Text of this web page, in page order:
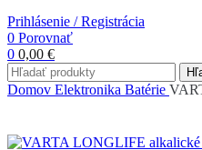
Prihlásenie / Registrácia
0 Porovnať
0 0,00 €
Domov Elektronika Batérie